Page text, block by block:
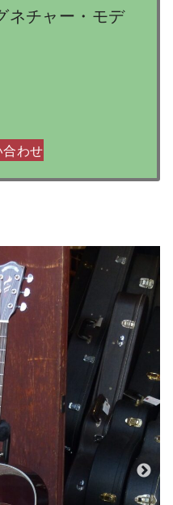
ネチャー・モデ
わせ